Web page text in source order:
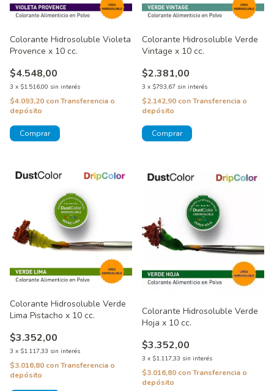
Colorante Hidrosoluble Violeta
Provence x 10 cc.
$4.548,00
3 x $1.516,00 sin interés
$4.093,20 conTransferencia o
depósito
Colorante Hidrosoluble Verde
Vintage x 10 cc.
$2.381,00
3 x $793,67 sin interés
$2.142,90 conTransferencia o
depósito
Colorante Hidrosoluble Verde
Lima Pistacho x 10 cc.
$3.352,00
3 x $1.117,33 sin interés
$3.016,80 conTransferencia o
depósito
Colorante Hidrosoluble Verde
Hoja x 10 cc.
$3.352,00
3 x $1.117,33 sin interés
$3.016,80 conTransferencia o
depósito